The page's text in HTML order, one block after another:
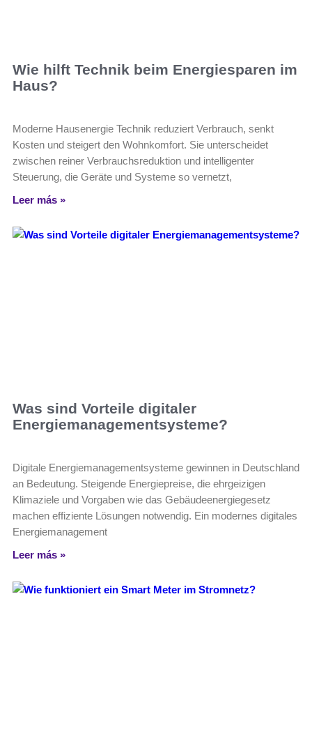
Wie hilft Technik beim Energiesparen im
Haus?
Moderne Hausenergie Technik reduziert Verbrauch, senkt
Kosten und steigert den Wohnkomfort. Sie unterscheidet
zwischen reiner Verbrauchsreduktion und intelligenter
Steuerung, die Geräte und Systeme so vernetzt,
Leer más »
Was sind Vorteile digitaler
Energiemanagementsysteme?
Digitale Energiemanagementsysteme gewinnen in Deutschland
an Bedeutung. Steigende Energiepreise, die ehrgeizigen
Klimaziele und Vorgaben wie das Gebäudeenergiegesetz
machen effiziente Lösungen notwendig. Ein modernes digitales
Energiemanagement
Leer más »